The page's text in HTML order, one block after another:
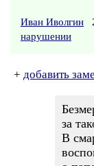
Иван Иволгин
нарушении
+ добавить
за
В